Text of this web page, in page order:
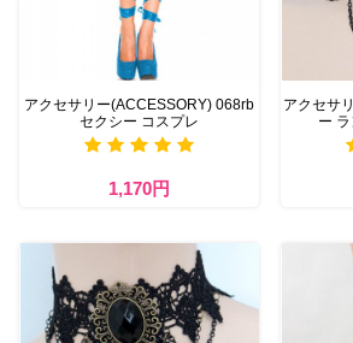
アクセサリー(ACCESSORY) 068rb
セクシー コスプレ
1,170円
アクセサ
ー